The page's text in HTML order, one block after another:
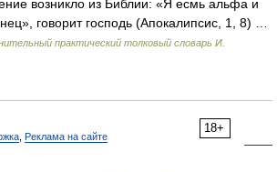
возникло из Библии: «Я есмь альфа и
говорит господь (Апокалипсис, 1, 8) …
практический толковый словарь И.
18+
Реклама на сайте